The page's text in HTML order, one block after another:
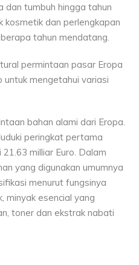
dan tumbuh hingga tahun
kosmetik dan perlengkapan
tahun mendatang.
permintaan pasar Eropa
untuk mengetahui variasi
bahan alami dari Eropa.
peringkat pertama
milliar Euro. Dalam
yang digunakan umumnya
menurut fungsinya
minyak esencial yang
toner dan ekstrak nabati